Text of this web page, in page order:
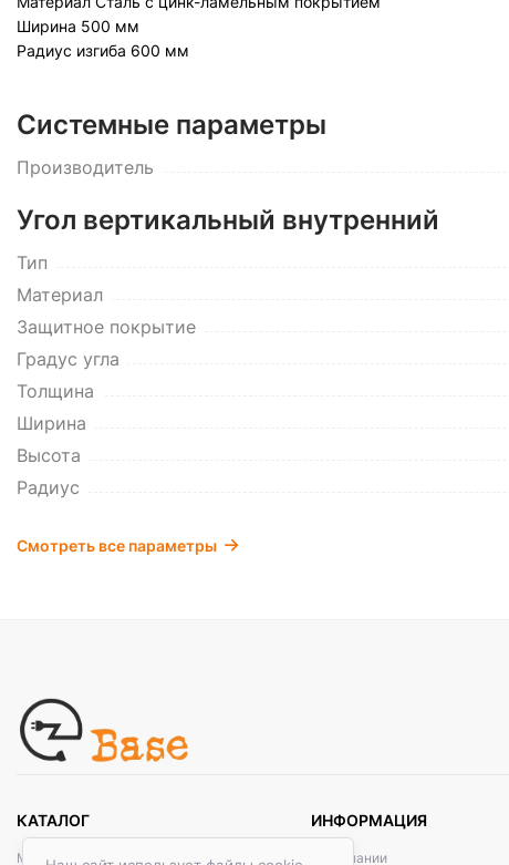
Ширина 500 мм
Радиус изгиба 600 мм
Системные параметры
Производитель
Угол вертикальный внутренний
Тип
Материал
Защитное покрытие
Градус угла
Толщина
Ширина
Высота
Радиус
Смотреть все параметры
КАТАЛОГ
Металлические кабельные системы
ИНФОРМАЦИЯ
О компании